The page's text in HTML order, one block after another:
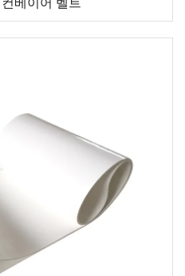
베이어 벨트